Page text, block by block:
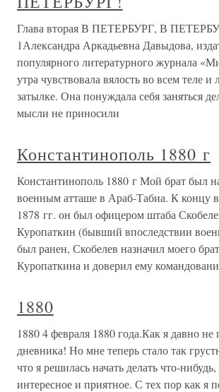
Глава вторая В ПЕТЕРБУРГ, В
1Александра Аркадьевна Давыдова,
популярного литературного журнала
утра чувствовала вялость во всем теле и
затылке. Она понуждала себя заняться
мысли не приносили
Константинополь 1880 г
Константинополь 1880 г Мой брат был
военным атташе в Араб-Табиа. К концу
1878 гг. он был офицером штаба
Куропаткин (бывший впоследствии
был ранен, Скобелев назначил моего
Куропаткина и доверил ему
1880
1880 4 февраля 1880 года.Как я давно не
дневника! Но мне теперь стало так
что я решилась начать делать что-
интересное и приятное. С тех пор как я